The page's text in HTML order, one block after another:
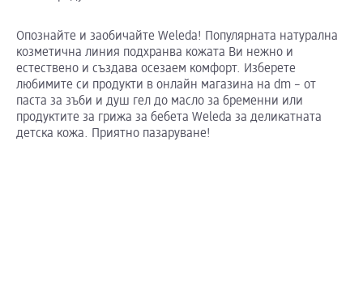
Опознайте и заобичайте Weleda! Популярната натурална
козметична линия подхранва кожата Ви нежно и
естествено и създава осезаем комфорт. Изберете
любимите си продукти в онлайн магазина на dm – от
паста за зъби и душ гел до масло за бременни или
продуктите за грижа за бебета Weleda за деликатната
детска кожа. Приятно пазаруване!